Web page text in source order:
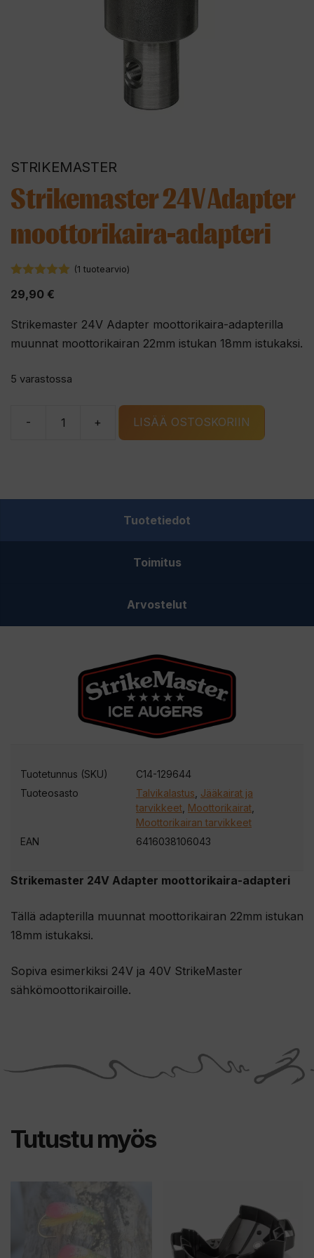
STRIKEMASTER
Strikemaster 24V Adapter
moottorikaira-adapteri
(1 tuotearvio)
29,90 €
Strikemaster 24V Adapter moottorikaira-adapterilla
muunnat moottorikairan 22mm istukan 18mm istukaksi.
5 varastossa
-
Strikemaster
määrä
+ LISÄÄ OSTOSKORIIN
Tuotetiedot
Toimitus
Arvostelut
Strikemaster 24V Adapter moottorikaira-adapteri
Tällä adapterilla muunnat moottorikairan 22mm istukan
18mm istukaksi.
Sopiva esimerkiksi 24V ja 40V StrikeMaster
sähkömoottorikairoille.
Tuotetunnus (SKU)
C14-129644
Tuoteosasto
Talvikalastus Jääkairat ja
tarvikkeet Moottorikairat
Moottorikairan tarvikkeet
EAN
6416038106043
Tutustu myös
useampi